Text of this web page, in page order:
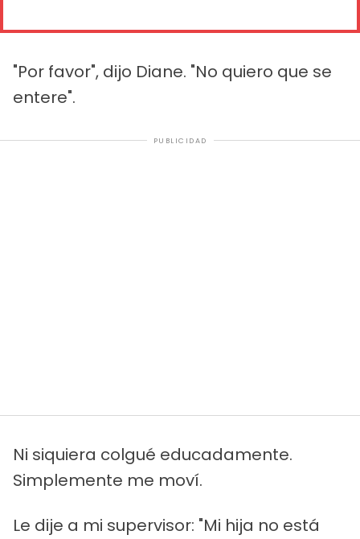
"Por favor", dijo Diane. "No quiero que se
entere".
PUBLICIDAD
Ni siquiera colgué educadamente.
Simplemente me moví.
Le dije a mi supervisor: "Mi hija no está